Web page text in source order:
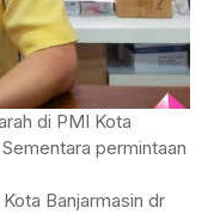
di PMI Kota
permintaan
Banjarmasin dr